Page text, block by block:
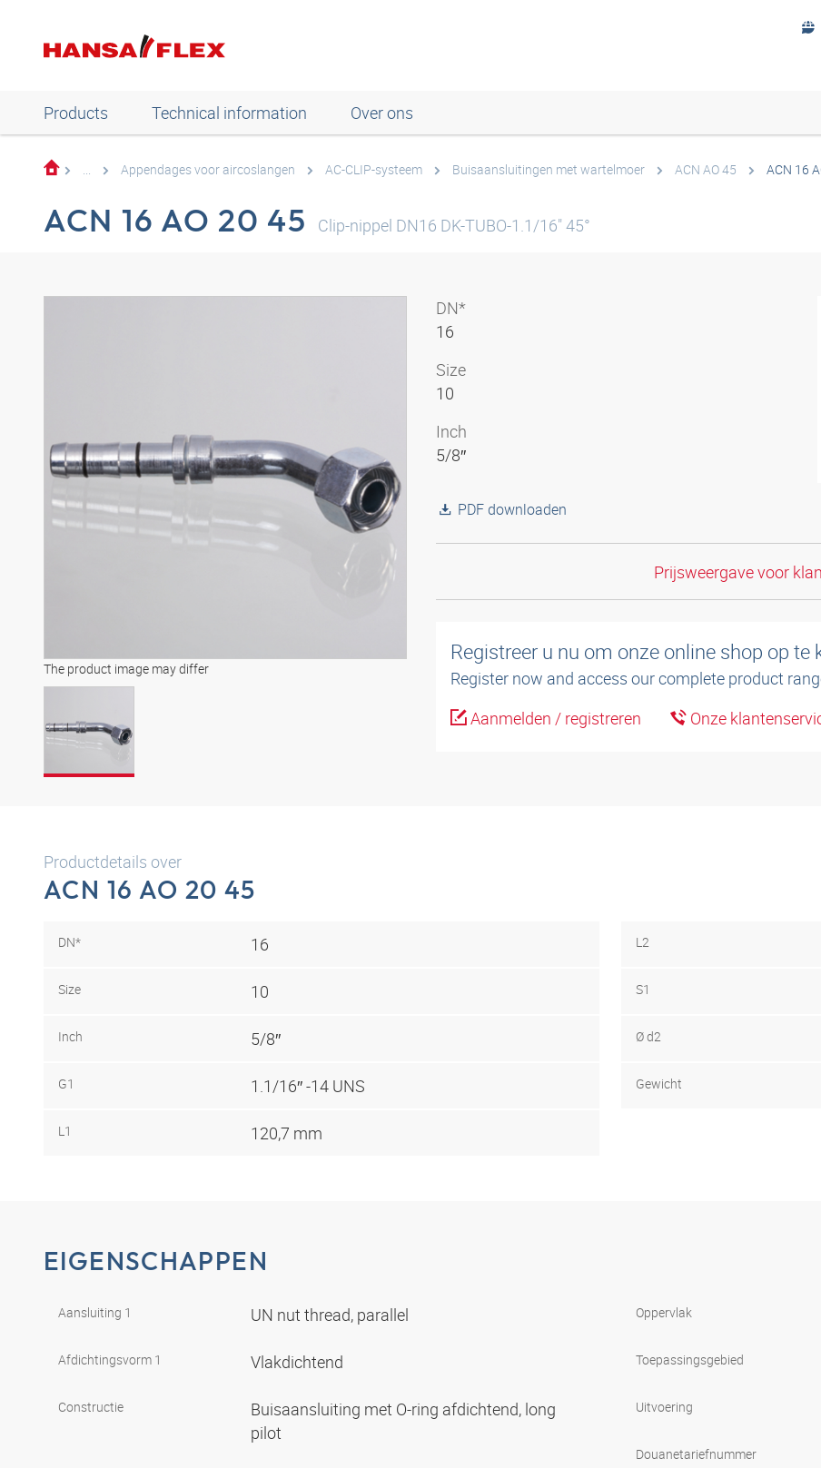
Products Technical information Over ons
... Appendages voor aircoslangen AC-CLIP-systeem Buisaansluitingen met wartelmoer ACN AO 45 ACN 16
ACN 16 AO 20 45 Clip-nippel DN16 DK-TUBO-1.1/16" 45°
The product image may differ
DN*
16
Size
10
Inch
5/8″
PDF downloaden
Prijsweergave voor
Registreer u nu om onze online shop op te
Register now and access our complete product
Aanmelden / registreren
Onze
Productdetails over
ACN 16 AO 20 45
DN* 16
Size 10
Inch 5/8″
G1 1.1/16″ -14 UNS
L1 120,7 mm
L2
S1
Ø d2
Gewicht
EIGENSCHAPPEN
Aansluiting 1 UN nut thread, parallel
Afdichtingsvorm 1 Vlakdichtend
Constructie
Buisaansluiting met O-ring afdichtend, long
pilot
Oppervlak
Toepassingsgebied
Uitvoering
Douanetariefnummer